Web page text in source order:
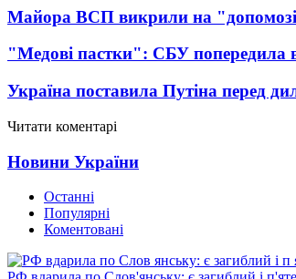
Майора ВСП викрили на
"Медові пастки": СБУ попередила
Україна поставила Путіна перед
Читати коментарі
Новини України
Останні
Популярні
Коментовані